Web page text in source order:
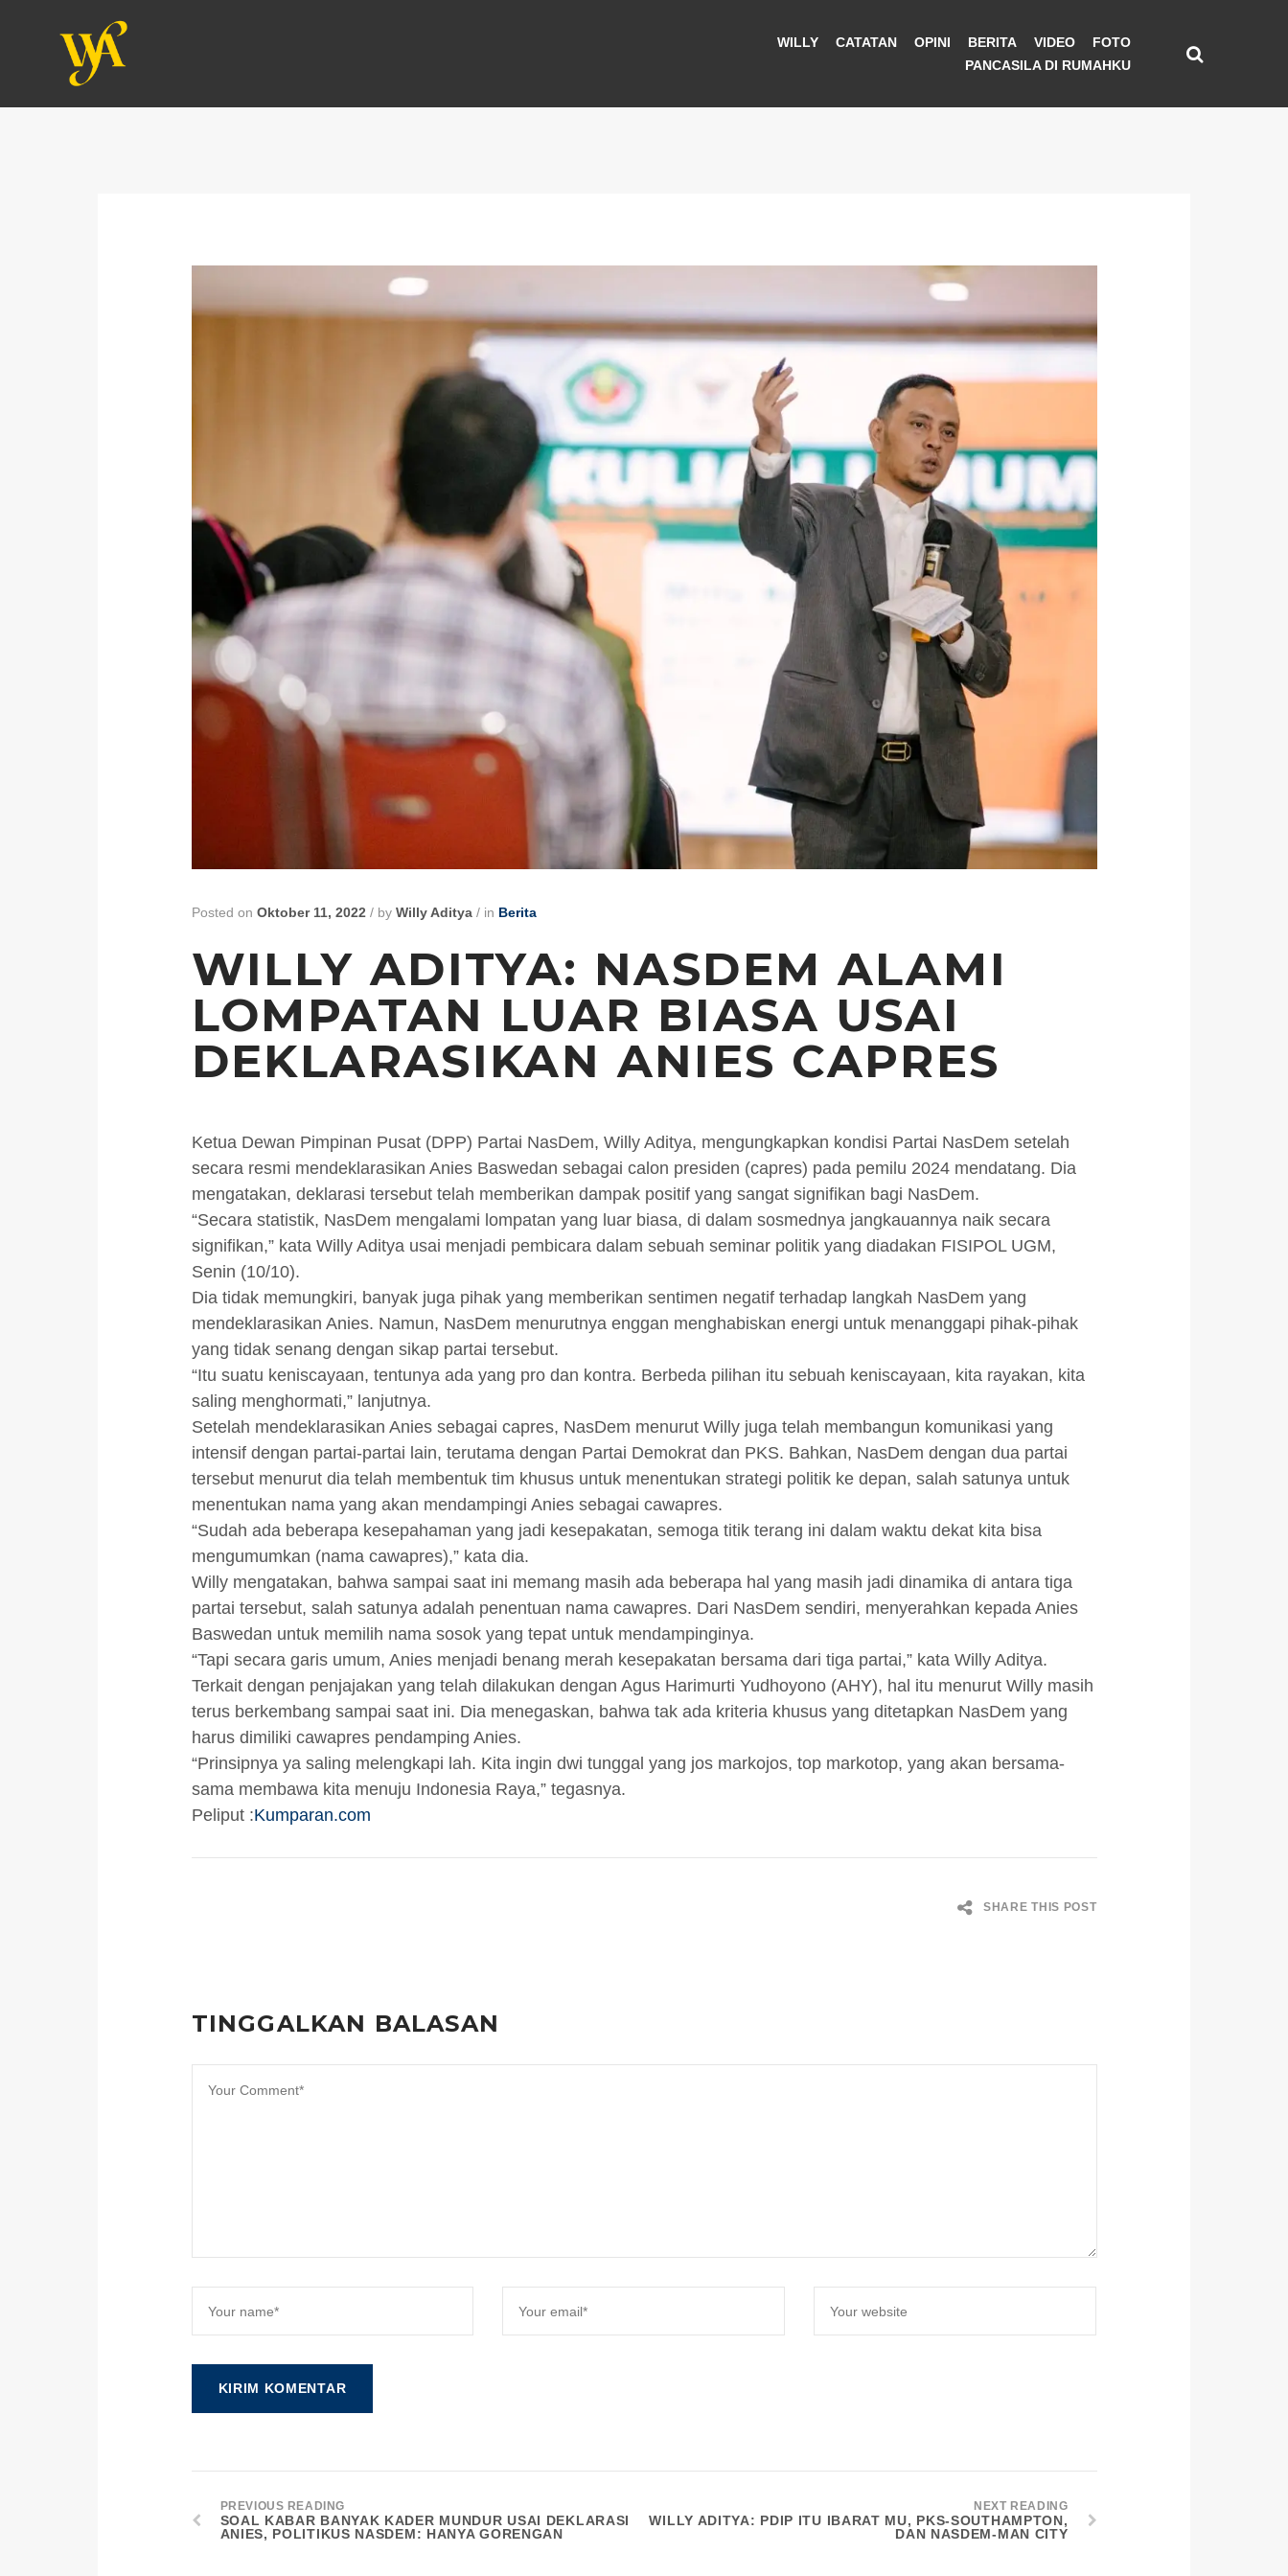
WILLY CATATAN OPINI BERITA VIDEO
FOTO
PANCASILA DI RUMAHKU
Posted on Oktober 11, 2022 /by Willy Aditya / in Berita
WILLY ADITYA: NASDEM ALAMI
LOMPATAN LUAR BIASA USAI
DEKLARASIKAN ANIES CAPRES
Ketua Dewan Pimpinan Pusat (DPP) Partai NasDem, Willy Aditya, mengungkapkan kondisi Partai NasDem setelah
secara resmi mendeklarasikan Anies Baswedan sebagai calon presiden (capres) pada pemilu 2024 mendatang. Dia
mengatakan, deklarasi tersebut telah memberikan dampak positif yang sangat signifikan bagi NasDem.
“Secara statistik, NasDem mengalami lompatan yang luar biasa, di dalam sosmednya jangkauannya naik secara
signifikan,” kata Willy Aditya usai menjadi pembicara dalam sebuah seminar politik yang diadakan FISIPOL UGM,
Senin (10/10).
Dia tidak memungkiri, banyak juga pihak yang memberikan sentimen negatif terhadap langkah NasDem yang
mendeklarasikan Anies. Namun, NasDem menurutnya enggan menghabiskan energi untuk menanggapi pihak-pihak
yang tidak senang dengan sikap partai tersebut.
“Itu suatu keniscayaan, tentunya ada yang pro dan kontra. Berbeda pilihan itu sebuah keniscayaan, kita rayakan, kita
saling menghormati,” lanjutnya.
Setelah mendeklarasikan Anies sebagai capres, NasDem menurut Willy juga telah membangun komunikasi yang
intensif dengan partai-partai lain, terutama dengan Partai Demokrat dan PKS. Bahkan, NasDem dengan dua partai
tersebut menurut dia telah membentuk tim khusus untuk menentukan strategi politik ke depan, salah satunya untuk
menentukan nama yang akan mendampingi Anies sebagai cawapres.
“Sudah ada beberapa kesepahaman yang jadi kesepakatan, semoga titik terang ini dalam waktu dekat kita bisa
mengumumkan (nama cawapres),” kata dia.
Willy mengatakan, bahwa sampai saat ini memang masih ada beberapa hal yang masih jadi dinamika di antara tiga
partai tersebut, salah satunya adalah penentuan nama cawapres. Dari NasDem sendiri, menyerahkan kepada Anies
Baswedan untuk memilih nama sosok yang tepat untuk mendampinginya.
“Tapi secara garis umum, Anies menjadi benang merah kesepakatan bersama dari tiga partai,” kata Willy Aditya.
Terkait dengan penjajakan yang telah dilakukan dengan Agus Harimurti Yudhoyono (AHY), hal itu menurut Willy masih
terus berkembang sampai saat ini. Dia menegaskan, bahwa tak ada kriteria khusus yang ditetapkan NasDem yang
harus dimiliki cawapres pendamping Anies.
“Prinsipnya ya saling melengkapi lah. Kita ingin dwi tunggal yang jos markojos, top markotop, yang akan bersama-
sama membawa kita menuju Indonesia Raya,” tegasnya.
Peliput :Kumparan.com
SHARE THIS POST
TINGGALKAN BALASAN
PREVIOUS READING
SOAL KABAR BANYAK KADER MUNDUR USAI DEKLARASI
ANIES, POLITIKUS NASDEM: HANYA GORENGAN
NEXT READING
WILLY ADITYA: PDIP ITU IBARAT MU, PKS-SOUTHAMPTON,
DAN NASDEM-MAN CITY